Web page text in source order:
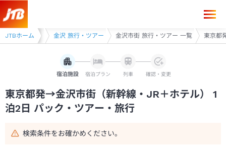
JTBホーム
旅行・ツアー 金沢 旅行・ツアー 金沢市街 旅行・ツアー 一覧 東京都
宿泊施設 宿泊プラン 列車 確認・変更
東京都発→金沢市街（新幹線・JR＋ホテル） 1
泊2日 パック・ツアー・旅行
検索条件をお確かめください。